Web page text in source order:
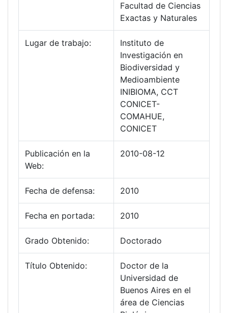
Facultad de Ciencias
Exactas y Naturales
Lugar de trabajo:
Instituto de
Investigación en
Biodiversidad y
Medioambiente
INIBIOMA, CCT
CONICET-
COMAHUE,
CONICET
Publicación en la
Web:
2010-08-12
Fecha de defensa: 2010
Fecha en portada: 2010
Grado Obtenido: Doctorado
Título Obtenido:
Doctor de la
Universidad de
Buenos Aires en el
área de Ciencias